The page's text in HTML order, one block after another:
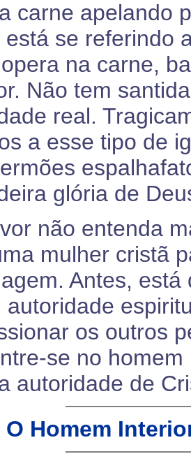
carne apelando
está se referindo
na carne,
Não tem
real.
a esse tipo de
glória de
não entenda
mulher cristã
Antes,
autoridade
os outros
se no
autoridade de
O Homem